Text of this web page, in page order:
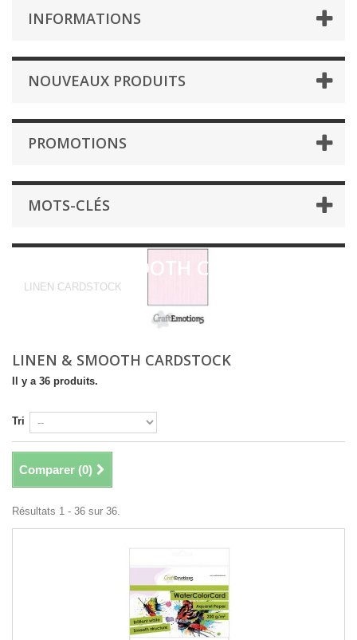
INFORMATIONS
NOUVEAUX PRODUITS
PROMOTIONS
MOTS-CLÉS
LINEN & SMOOTH CARDSTOCK
LINEN CARDSTOCK
LINEN & SMOOTH CARDSTOCK
Il y a 36 produits.
Tri
Comparer (0)
Résultats 1 - 36 sur 36.